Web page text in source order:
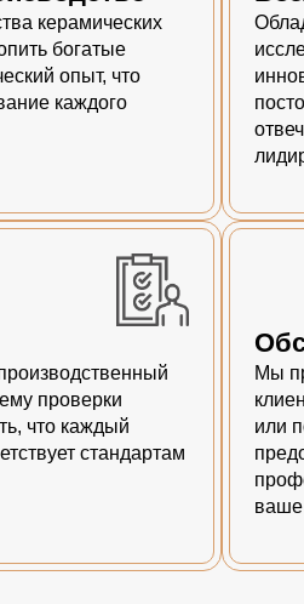
керамических
богатые
опыт, что
каждого
проверки
что каждый
стандартам
Мы
или
ваше